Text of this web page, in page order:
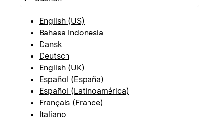
English (US)
Bahasa Indonesia
Dansk
Deutsch
English (UK)
Español (España)
Español (Latinoamérica)
Français (France)
Italiano